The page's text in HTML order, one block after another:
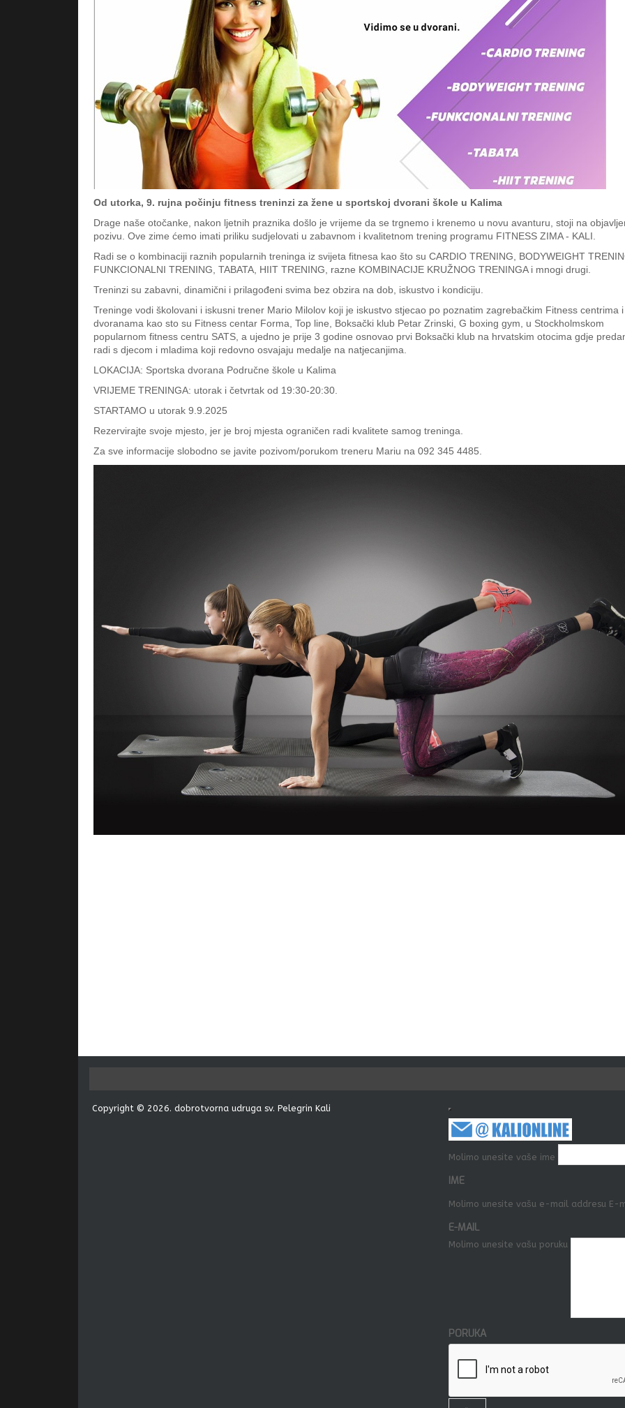
Od utorka, 9. rujna počinju fitness treninzi za žene u sportskoj dvorani škole u Kalima
Drage naše otočanke, nakon ljetnih praznika došlo je vrijeme da se trgnemo i krenemo u novu avanturu, stoji na
pozivu. Ove zime ćemo imati priliku sudjelovati u zabavnom i kvalitetnom trening programu FITNESS ZIMA - KALI.
Radi se o kombinaciji raznih popularnih treninga iz svijeta fitnesa kao što su CARDIO TRENING, BODYWEIGHT
FUNKCIONALNI TRENING, TABATA, HIIT TRENING, razne KOMBINACIJE KRUŽNOG TRENINGA i mnogi drugi.
Treninzi su zabavni, dinamični i prilagođeni svima bez obzira na dob, iskustvo i kondiciju.
Treninge vodi školovani i iskusni trener Mario Milolov koji je iskustvo stjecao po poznatim zagrebačkim Fitness centrima i
dvoranama kao sto su Fitness centar Forma, Top line, Boksački klub Petar Zrinski, G boxing gym, u Stockholmskom
popularnom fitness centru SATS, a ujedno je prije 3 godine osnovao prvi Boksački klub na hrvatskim otocima gdje
radi s djecom i mladima koji redovno osvajaju medalje na natjecanjima.
LOKACIJA: Sportska dvorana Područne škole u Kalima
VRIJEME TRENINGA: utorak i četvrtak od 19:30-20:30.
STARTAMO u utorak 9.9.2025
Rezervirajte svoje mjesto, jer je broj mjesta ograničen radi kvalitete samog treninga.
Za sve informacije slobodno se javite pozivom/porukom treneru Mariu na 092 345 4485.
Copyright © 2026. dobrotvorna udruga sv. Pelegrin Kali
Molimo unesite vaše ime
IME
Molimo unesite vašu e-mail addresu E-
E-MAIL
Molimo unesite vašu poruku
PORUKA